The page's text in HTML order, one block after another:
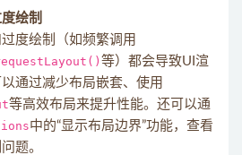
绘制
度绘制（如频繁调用
等）都会导致UI渲
通过减少布局嵌套、使用
等高效布局来提升性能。还可以通
中的“显示布局边界”功能，查看
题。